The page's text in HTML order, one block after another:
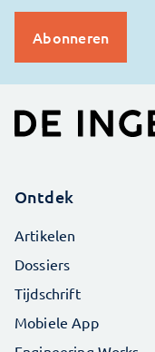
Ontdek
Artikelen
Dossiers
Tijdschrift
Mobiele App